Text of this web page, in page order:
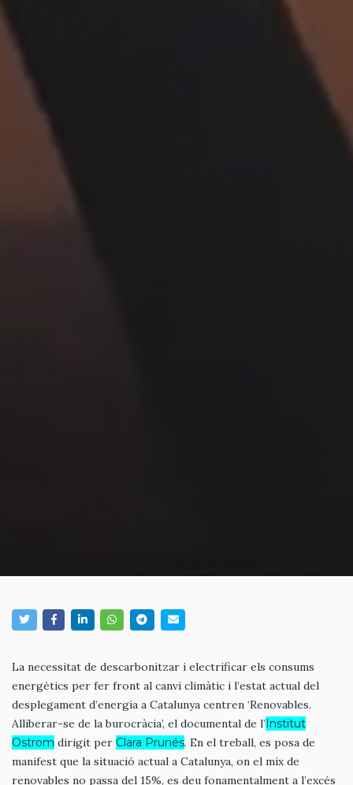
La necessitat de descarbonitzar i electrificar els consums
energètics per fer front al canvi climàtic i l’estat actual del
desplegament d’energia a Catalunya centren ‘Renovables.
Alliberar-se de la burocràcia’, el documental de l’Institut
Ostrom dirigit per Clara Prunés. En el treball, es posa de
manifest que la situació actual a Catalunya, on el mix de
renovables no passa del 15%, es deu fonamentalment a l’excés